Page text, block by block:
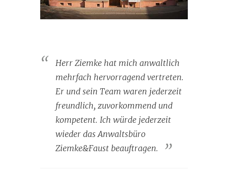
Herr Ziemke hat mich anwaltlich
mehrfach hervorragend vertreten.
Er und sein Team waren jederzeit
freundlich, zuvorkommend und
kompetent. Ich würde jederzeit
wieder das Anwaltsbüro
Ziemke&Faust beauftragen.